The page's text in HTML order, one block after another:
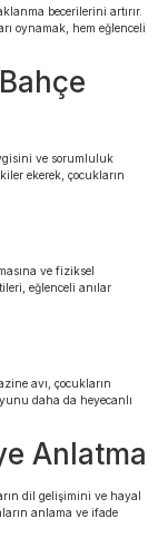
becerilerini artırır.
oynamak, hem eğlenceli
ve sorumluluk
ekerek, çocukların
ve fiziksel
eğlenceli anılar
avı, çocukların
daha da heyecanlı
Anlatma
dil gelişimini ve hayal
anlama ve ifade